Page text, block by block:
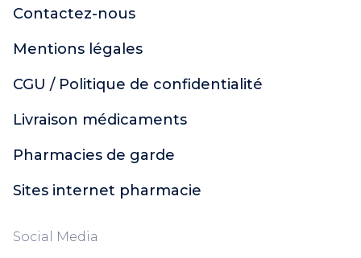
Contactez-nous
Mentions légales
CGU / Politique de confidentialité
Livraison médicaments
Pharmacies de garde
Sites internet pharmacie
Social Media